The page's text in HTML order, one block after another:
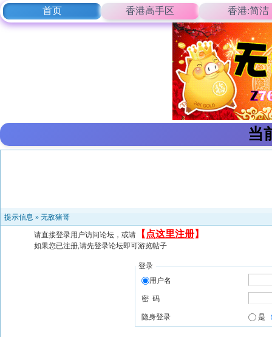
首页 香港高手区 香港:简洁
当
提示信息 » 无敌猪哥
请直接登录用户访问论坛，或请 【 点这里注册】
如果您已注册,请先登录论坛即可游览帖子
登录
用户名
密 码
隐身登录 是